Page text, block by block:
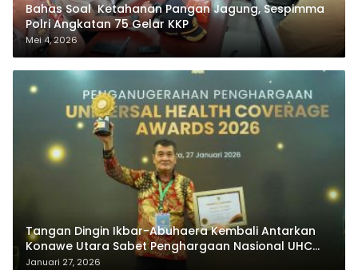
Bahas Soal Ketahanan Pangan Jagung, Sespimma
Polri Angkatan 75 Gelar KKP
Mei 4, 2026
Tangan Dingin Ikbar-Abuhaera Kembali Antarkan
Konawe Utara Sabet Penghargaan Nasional UHC
Award 2026
Januari 27, 2026